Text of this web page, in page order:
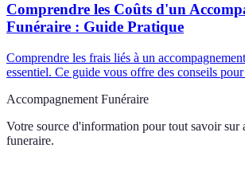
Comprendre les Coûts d'un
Funéraire : Guide Pratique
Comprendre les frais liés à un
essentiel. Ce guide vous offre des conseils
Accompagnement Funéraire
Votre source d'information pour tout savoir sur
funeraire.